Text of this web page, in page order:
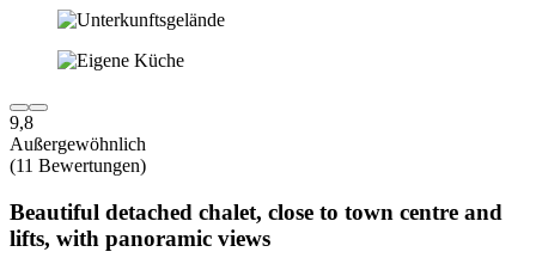
9,8
Außergewöhnlich
(11 Bewertungen)
Beautiful detached chalet, close to town centre and
lifts, with panoramic views